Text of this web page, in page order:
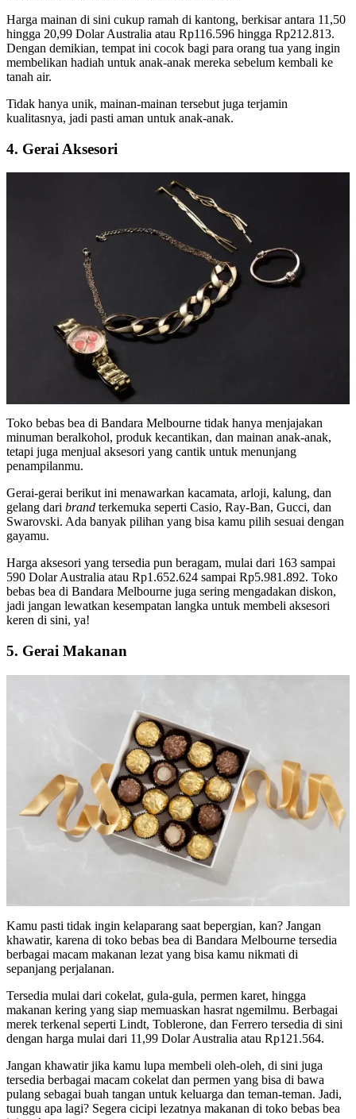
Harga mainan di sini cukup ramah di kantong, berkisar antara 11,50
hingga 20,99 Dolar Australia atau Rp116.596 hingga Rp212.813.
Dengan demikian, tempat ini cocok bagi para orang tua yang ingin
membelikan hadiah untuk anak-anak mereka sebelum kembali ke
tanah air.
Tidak hanya unik, mainan-mainan tersebut juga terjamin
kualitasnya, jadi pasti aman untuk anak-anak.
4. Gerai Aksesori
Toko bebas bea di Bandara Melbourne tidak hanya menjajakan
minuman beralkohol, produk kecantikan, dan mainan anak-anak,
tetapi juga menjual aksesori yang cantik untuk menunjang
penampilanmu.
Gerai-gerai berikut ini menawarkan kacamata, arloji, kalung, dan
gelang dari brand terkemuka seperti Casio, Ray-Ban, Gucci, dan
Swarovski. Ada banyak pilihan yang bisa kamu pilih sesuai dengan
gayamu.
Harga aksesori yang tersedia pun beragam, mulai dari 163 sampai
590 Dolar Australia atau Rp1.652.624 sampai Rp5.981.892. Toko
bebas bea di Bandara Melbourne juga sering mengadakan diskon,
jadi jangan lewatkan kesempatan langka untuk membeli aksesori
keren di sini, ya!
5. Gerai Makanan
Kamu pasti tidak ingin kelaparang saat bepergian, kan? Jangan
khawatir, karena di toko bebas bea di Bandara Melbourne tersedia
berbagai macam makanan lezat yang bisa kamu nikmati di
sepanjang perjalanan.
Tersedia mulai dari cokelat, gula-gula, permen karet, hingga
makanan kering yang siap memuaskan hasrat ngemilmu. Berbagai
merek terkenal seperti Lindt, Toblerone, dan Ferrero tersedia di sini
dengan harga mulai dari 11,99 Dolar Australia atau Rp121.564.
Jangan khawatir jika kamu lupa membeli oleh-oleh, di sini juga
tersedia berbagai macam cokelat dan permen yang bisa di bawa
pulang sebagai buah tangan untuk keluarga dan teman-teman. Jadi,
tunggu apa lagi? Segera cicipi lezatnya makanan di toko bebas bea